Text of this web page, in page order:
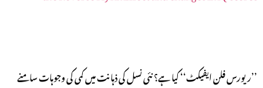
’’ریورس فلن ایفیکٹ‘‘ کیا ہے؟ نئی نسل کی ذہانت میں کمی کی وجوہات سامنے